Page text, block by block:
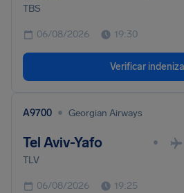
TBS
06/08/2026 19:30
Verificar
A9700 • Georgian Airways
Tel Aviv-Yafo •
TLV
06/08/2026 19:25